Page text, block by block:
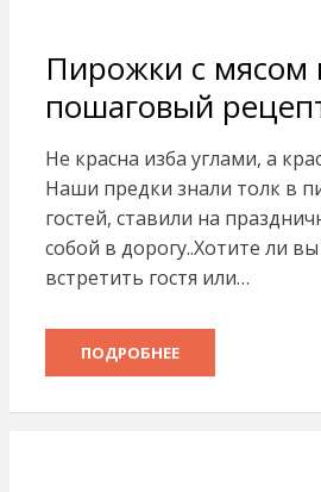
Пирожки с мясом
пошаговый
Не красна изба углами, а
Наши предки знали толк в
гостей, ставили на
собой в дорогу..Хотите ли
встретить гостя или…
ПОДРОБНЕЕ